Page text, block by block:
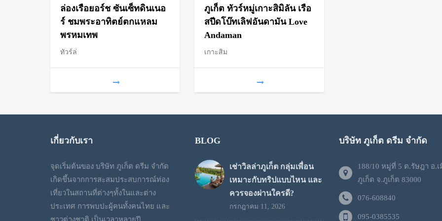
ล่องเรือยอร์ช ซันเซ็ทดินเนอ
ร์ ชมพระอาทิตย์ตกแหลม
พรหมเทพ
ทัวร์ล่
ภูเก็ต ทัวร์หมู่เกาะสิมิลัน เรือ
สปีดโบ๊ทเลิฟอันดามัน Love
Andaman
เกาะสิม
เกี่ยวกับเรา
จุดเริ่มต้นของ บริษัท ภูเก็ต ดรีม จำกัด
เกิดขึ้นจากการสะสมประสบการณ์ท่อง
เที่ยวในสถานที่ต่างๆทั้งในและต่าง
ประเทศ การพบปะผู้คนทั้งคนไทย และ
BLOG
เช่าวิลล่าภูเก็ต กลุ่มเพื่อน
เหมาะกับทริปแบบไหน และ
ควรจองผ่านใครดี?
กรกฎาคม 11, 2026
บริษัท ภูเก็ต ดรีม จำกัด
188/10 หมู่ที่ 5 ต.รัษฎา อ.เ
ภูเก็ต จ.ภูเก็ต 83000
076-608840
095-0385535